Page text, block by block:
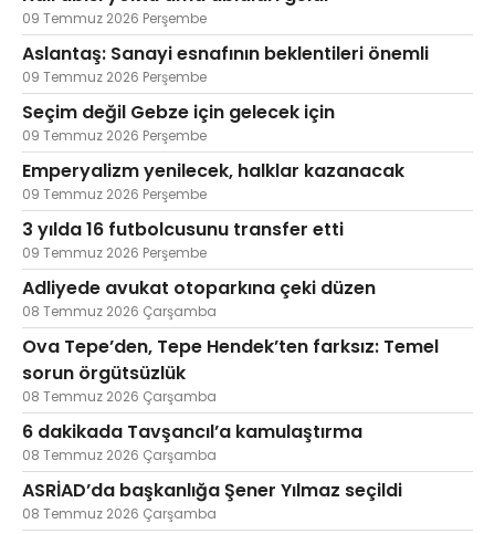
09 Temmuz 2026 Perşembe
Aslantaş: Sanayi esnafının beklentileri önemli
09 Temmuz 2026 Perşembe
Seçim değil Gebze için gelecek için
09 Temmuz 2026 Perşembe
Emperyalizm yenilecek, halklar kazanacak
09 Temmuz 2026 Perşembe
3 yılda 16 futbolcusunu transfer etti
09 Temmuz 2026 Perşembe
Adliyede avukat otoparkına çeki düzen
08 Temmuz 2026 Çarşamba
Ova Tepe’den, Tepe Hendek’ten farksız: Temel
sorun örgütsüzlük
08 Temmuz 2026 Çarşamba
6 dakikada Tavşancıl’a kamulaştırma
08 Temmuz 2026 Çarşamba
ASRİAD’da başkanlığa Şener Yılmaz seçildi
08 Temmuz 2026 Çarşamba